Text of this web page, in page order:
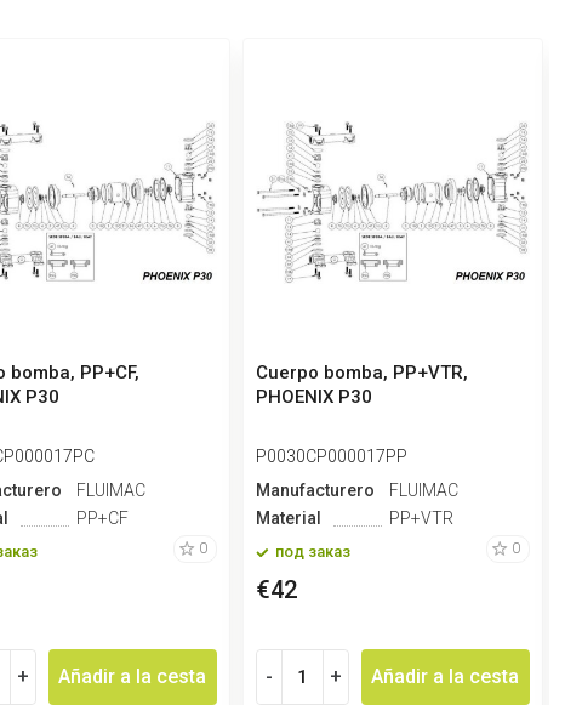
bomba, PP+CF,
P30
FLUIMAC
PP+CF
0
+ Añadir a la cesta
Cuerpo bomba, PP+VTR,
PHOENIX P30
P0030CP000017PP
Manufacturero
FLUIMAC
Material
PP+VTR
под заказ 0
€42
- + Añadir a la cesta